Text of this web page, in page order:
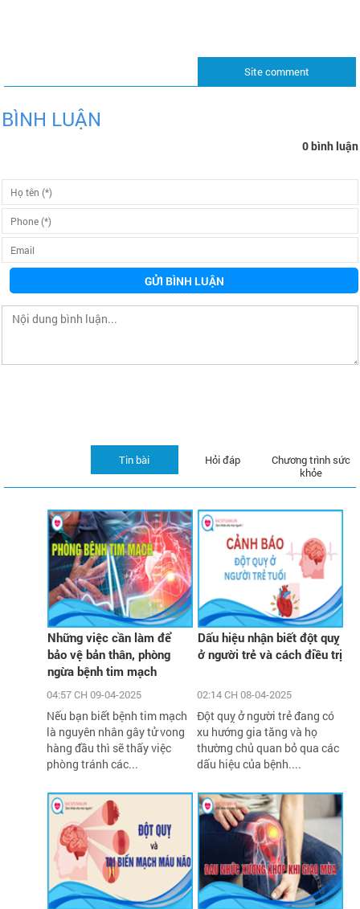
Site comment
BÌNH LUẬN
0 bình luận
GỬI BÌNH LUẬN
Chương trình sức
khỏe
Hỏi đáp
Tin bài
Những việc cần làm để
bảo vệ bản thân, phòng
ngừa bệnh tim mạch
04:57 CH 09-04-2025
Nếu bạn biết bệnh tim mạch
là nguyên nhân gây tử vong
hàng đầu thì sẽ thấy việc
phòng tránh các...
Dấu hiệu nhận biết đột quỵ
ở người trẻ và cách điều trị
02:14 CH 08-04-2025
Đột quỵ ở người trẻ đang có
xu hướng gia tăng và họ
thường chủ quan bỏ qua các
dấu hiệu của bệnh....